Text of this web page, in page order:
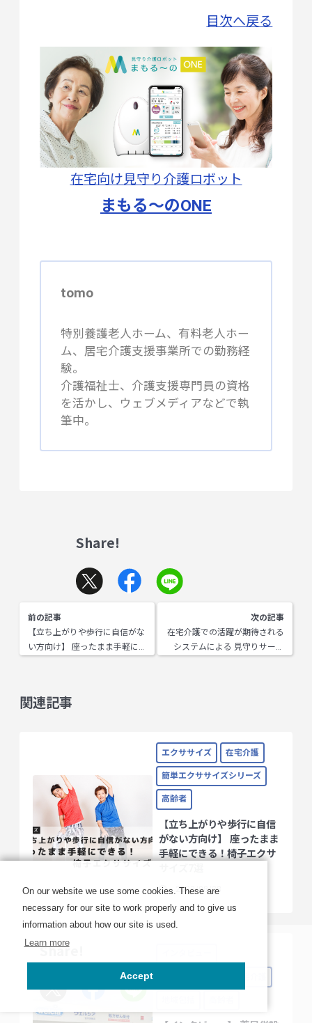
Share!
目次へ戻る
在宅向け見守り介護ロボット
まもる～のONE
tomo
特別養護老人ホーム、有料老人ホー
ム、居宅介護支援事業所での勤務経
験。
介護福祉士、介護支援専門員の資格
を活かし、ウェブメディアなどで執
筆中。
Share!
前の記事
【立ち上がりや歩行に自信がな
い方向け】 座ったまま手軽に
次の記事
在宅介護での活躍が期待される
システムによる 見守りサービ
関連記事
エクササイズ 在宅介護
簡単エクササイズシリーズ
高齢者
【立ち上がりや歩行に自信
がない方向け】 座ったまま
手軽にできる！椅子エクサ
2023/08/28
On our website we use some cookies. These are
necessary for our site to work properly and to give us
information about how our site is used.
Learn more
Accept